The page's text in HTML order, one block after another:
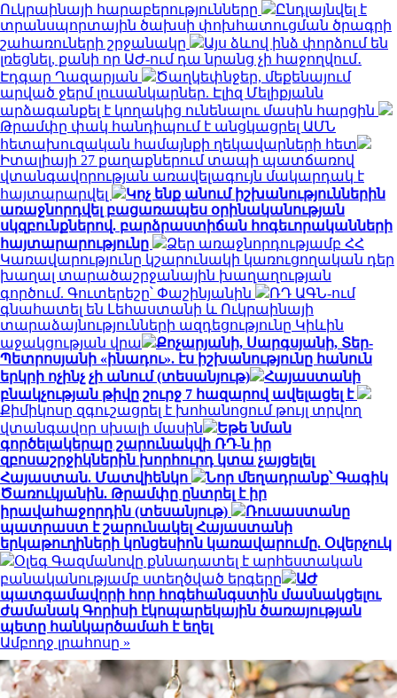
Ուկրաինայի հարաբերությունները
Ընդլայնվել է
տրանսպորտային ծախսի փոխհատուցման ծրագրի
շահառուների շրջանակը
Այս ձևով ինձ փորձում են
լռեցնել, քանի որ ԱԺ-ում դա նրանց չի հաջողվում․
Էդգար Ղազարյան
Ծաղկեփնջեր, մեքենայում
արված ջերմ լուսանկարներ. Էլիզ Մելիքյանն
արձագանքել է կողակից ունենալու մասին հարցին
Թրամփը փակ հանդիպում է անցկացրել ԱՄՆ
հետախուզական համայնքի ղեկավարների հետ
Իտալիայի 27 քաղաքներում տապի պատճառով
վտանգավորության առավելագույն մակարդակ է
հայտարարվել
Կոչ ենք անում իշխանություններին
առաջնորդվել բացառապես օրինականության
սկզբունքներով. բարձրաստիճան հոգեւորականների
հայտարարությունը
Ձեր առաջնորդությամբ ՀՀ
Կառավարությունը կշարունակի կառուցողական դեր
խաղալ տարածաշրջանային խաղաղության
գործում. Գուտերեշը՝ Փաշինյանին
ՌԴ ԱԳՆ-ում
գնահատել են Լեհաստանի և Ուկրաինայի
տարաձայնությունների ազդեցությունը Կիևին
աջակցության վրա
Քոչարյանի, Սարգսյանի, Տեր-
Պետրոսյանի «ինադու». էս իշխանությունը հանուն
երկրի ոչինչ չի անում (տեսանյութ)
Հայաստանի
բնակչության թիվը շուրջ 7 հազարով ավելացել է
Քիմիկոսը զգուշացրել է խոհանոցում թույլ տրվող
վտանգավոր սխալի մասին
Եթե նման
գործելակերպը շարունակվի ՌԴ-ն իր
զբոսաշրջիկներին խորհուրդ կտա չայցելել
Հայաստան. Մատվիենկո
Նոր մեղադրանք՝ Գագիկ
Ծառուկյանին. Թրամփը ընտրել է իր
իրավահաջորդին (տեսանյութ)
Ռուսաստանը
պատրաստ է շարունակել Հայաստանի
երկաթուղիների կոնցեսիոն կառավարումը. Օվերչուկ
Օլեգ Գազմանովը քննադատել է արհեստական
բանականությամբ ստեղծված երգերը
ԱԺ
պատգամավորի հոր հոգեհանգստին մասնակցելու
ժամանակ Գորիսի էկոպարեկային ծառայության
պետը հանկարծամահ է եղել
Ամբողջ լրահոսը »